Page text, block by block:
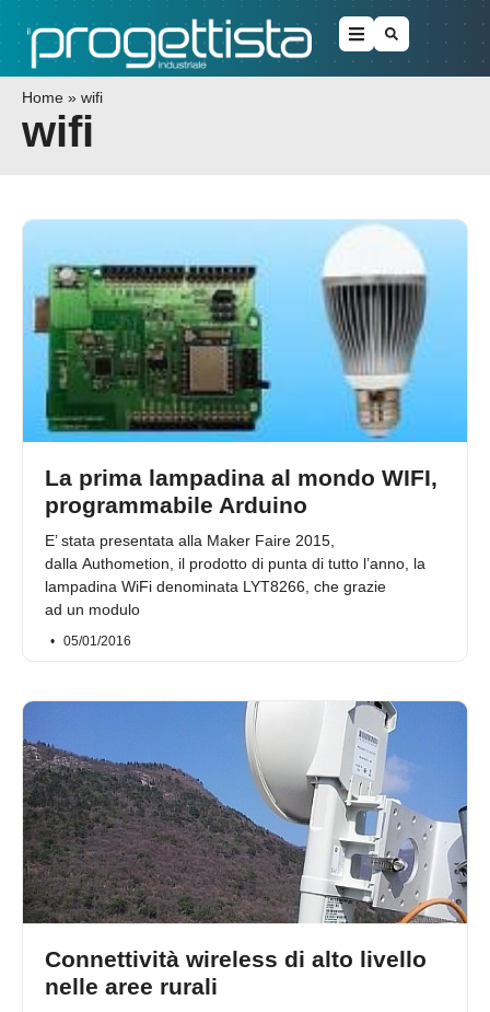
Home » wifi
wifi
La prima lampadina al mondo WIFI,
programmabile Arduino
E’ stata presentata alla Maker Faire 2015,
dalla Authometion, il prodotto di punta di tutto l’anno, la
lampadina WiFi denominata LYT8266, che grazie
ad un modulo
05/01/2016
Connettività wireless di alto livello
nelle aree rurali